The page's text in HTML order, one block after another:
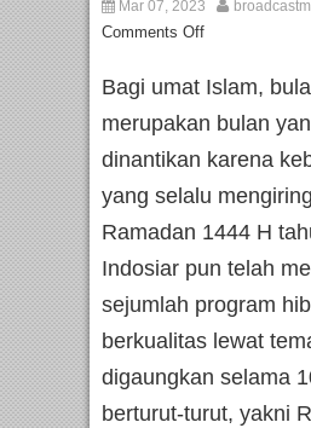
Mar 07, 2023
Comments Off
Bagi umat Islam,
merupakan bulan
dinantikan karena
yang selalu
Ramadan 1444 H
Indosiar pun telah
sejumlah program
berkualitas lewat
digaungkan selama
berturut-turut, yakni